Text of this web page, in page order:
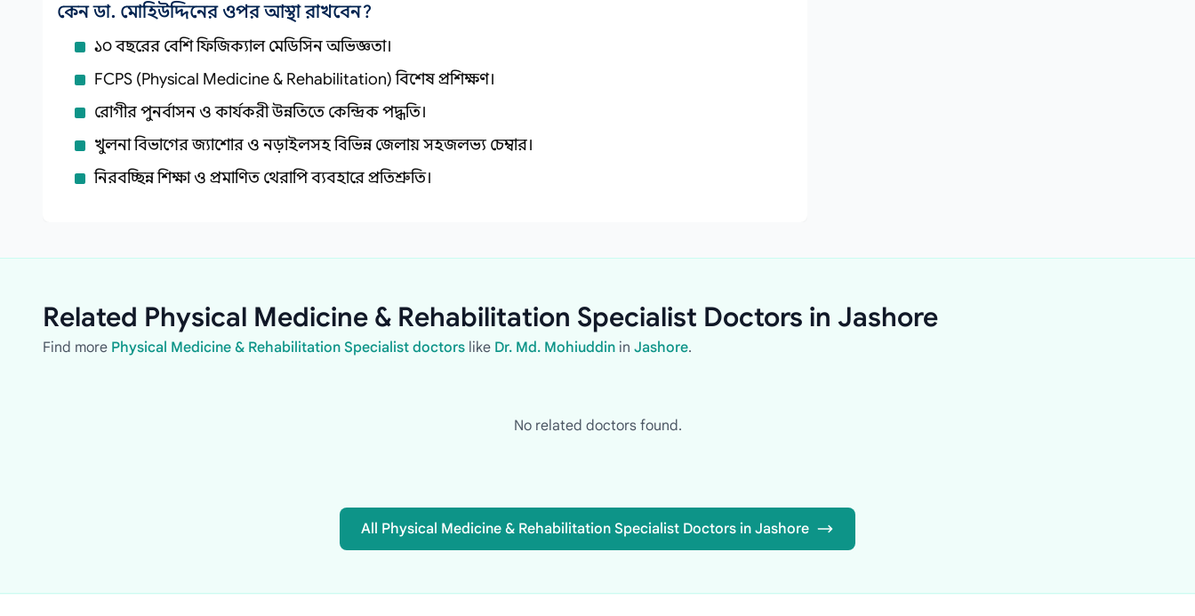
কেন ডা. মোহিউদ্দিনের ওপর আস্থা রাখবেন?
১০ বছরের বেশি ফিজিক্যাল মেডিসিন অভিজ্ঞতা।
FCPS (Physical Medicine & Rehabilitation) বিশেষ প্রশিক্ষণ।
রোগীর পুনর্বাসন ও কার্যকরী উন্নতিতে কেন্দ্রিক পদ্ধতি।
খুলনা বিভাগের জ্যাশোর ও নড়াইলসহ বিভিন্ন জেলায় সহজলভ্য চেম্বার।
নিরবচ্ছিন্ন শিক্ষা ও প্রমাণিত থেরাপি ব্যবহারে প্রতিশ্রুতি।
Related Physical Medicine & Rehabilitation Specialist Doctors in Jashore
Find more Physical Medicine & Rehabilitation Specialist doctors like Dr. Md. Mohiuddin in Jashore.
No related doctors found.
All Physical Medicine & Rehabilitation Specialist Doctors in Jashore